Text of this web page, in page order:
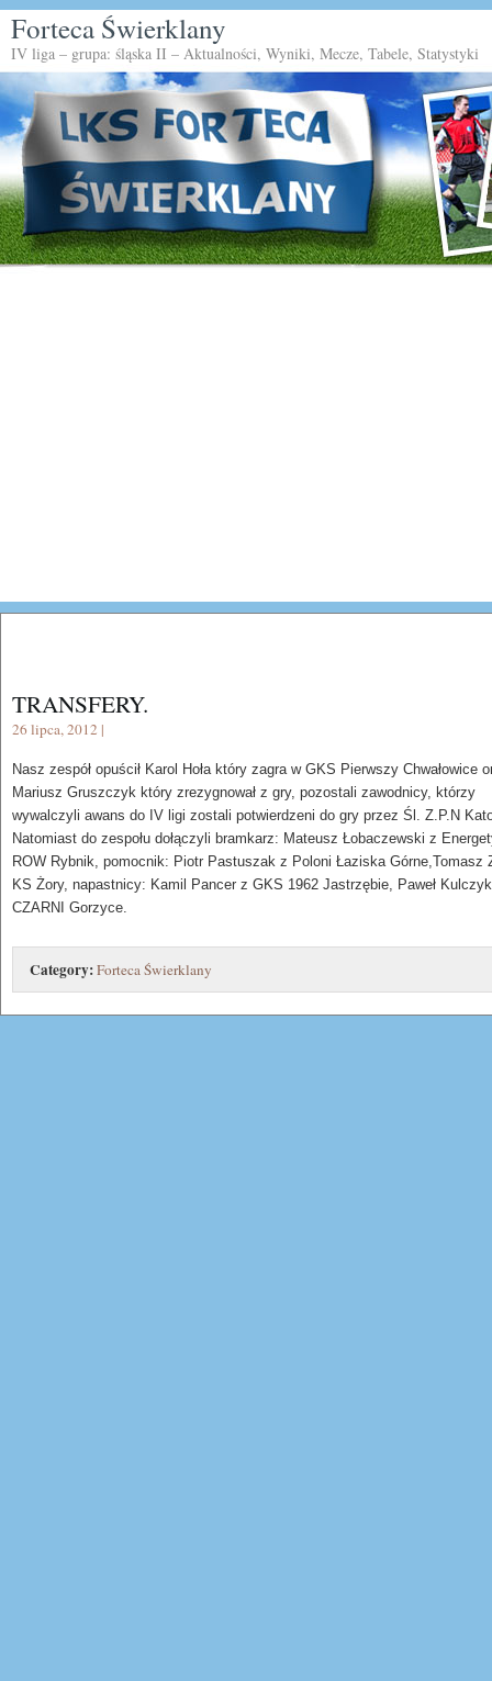
Forteca Świerklany
IV liga – grupa: śląska II – Aktualności, Wyniki, Mecze, Tabele, Statystyki
TRANSFERY.
26 lipca, 2012 |
Nasz zespół opuścił Karol Hoła który zagra w GKS Pierwszy Chwałowice
Mariusz Gruszczyk który zrezygnował z gry, pozostali zawodnicy, którzy
wywalczyli awans do IV ligi zostali potwierdzeni do gry przez Śl. Z.P.N
Natomiast do zespołu dołączyli bramkarz: Mateusz Łobaczewski z
ROW Rybnik, pomocnik: Piotr Pastuszak z Poloni Łaziska Górne,Tomasz
KS Żory, napastnicy: Kamil Pancer z GKS 1962 Jastrzębie, Paweł
CZARNI Gorzyce.
Category:Forteca Świerklany